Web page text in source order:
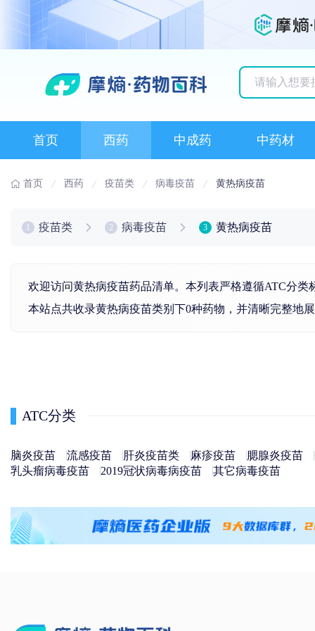
首页 西药 中成药 中药材
首页 西药 疫苗类 病毒疫苗 黄热病疫苗
疫苗类 2 病毒疫苗 3 黄热病疫苗
欢迎访问黄热病疫苗药品清单。本列表严格遵循ATC分
本站点共收录黄热病疫苗类别下0种药物，并清晰完整地
ATC分类
脑炎疫苗 流感疫苗 肝炎疫苗类 麻疹疫苗 腮腺炎疫苗
乳头瘤病毒疫苗
2019冠状病毒病疫苗 其它病毒疫苗